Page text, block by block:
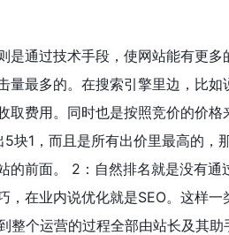
是通过技术手段，使网站能有更
量最多的。在搜索引擎里边，比
取费用。同时也是按照竞价的价
块1，而且是所有出价里最高的，
的前面。 2：自然排名就是没有
，在业内说优化就是SEO。这样
整个运营的过程全部由站长及其